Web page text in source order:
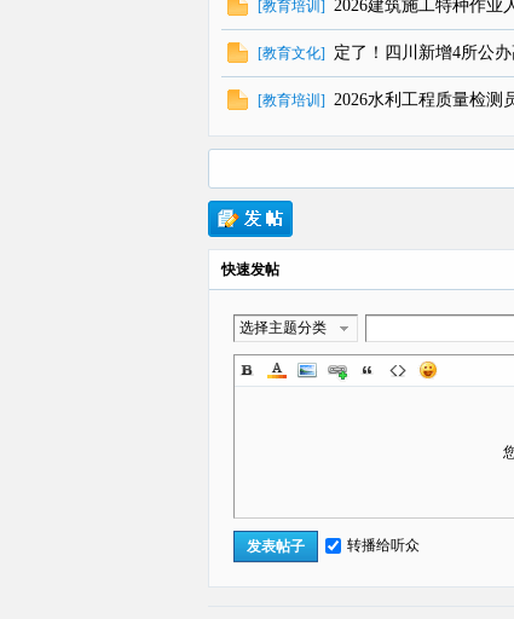
[教育培训 ] 2026建筑施工特种作业
[教育文化] 定了！四川新增4所公
[教育培训 ] 2026水利工程质量检测
快速发帖
选择主题分类
发表帖子 转播给听众